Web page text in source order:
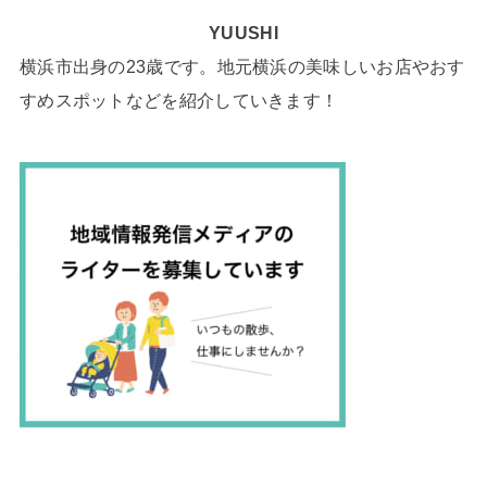
YUUSHI
横浜市出身の23歳です。地元横浜の美味しいお店やおす
すめスポットなどを紹介していきます！